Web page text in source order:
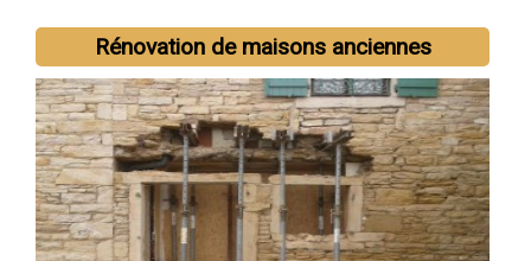
Rénovation de maisons anciennes